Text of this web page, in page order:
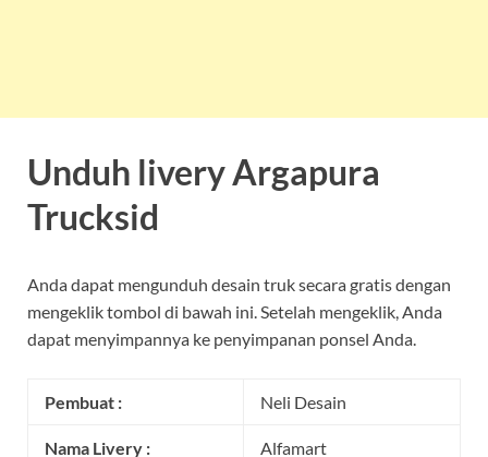
Unduh livery Argapura
Trucksid
Anda dapat mengunduh desain truk secara gratis dengan
mengeklik tombol di bawah ini. Setelah mengeklik, Anda
dapat menyimpannya ke penyimpanan ponsel Anda.
Pembuat : Neli Desain
Nama Livery : Alfamart